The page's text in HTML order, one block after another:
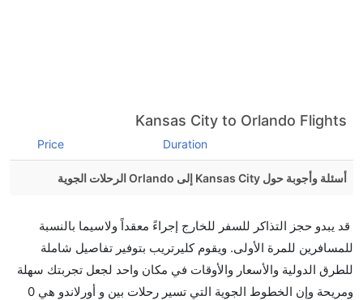
Kansas City to Orlando Flights
Duration
Price
أسئلة وأجوبة حول Kansas City إلى Orlando الرحلات الجوية
إلىأورلاندو مما تستغرقه الخطوط الجوية الأخرى؟
نعم. توفر كل من أسرع رحلات الطيران على هذا الطريق،
هل توفر شركات الطيران مساحة إضافية للنوم؟
قد يبدو حجز التذاكر للسفر للخارج إجراءً معقداً ولاسيما بالنسبة
للمسافرين للمرة الأولى. ويقوم كليرتريب بتوفير تفاصيل شاملة
للطرق الدولية والأسعار والأوقات في مكان واحد لجعل تجربتك سهلة
ومريحة وإن الخطوط الجوية التي تسير رحلات بين و أورلاندو هي 0